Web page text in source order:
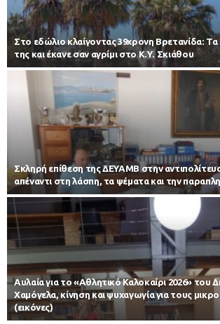
Στο εδώλιο κλαίγοντας 39χρονη Βρετανίδα: Τα
της και έκανε σαν αγρίμι στο Κ.Υ. Σκιάθου
Σκληρή επίθεση της ΔΕΥΑΜΒ στην
απέναντι στη λάσπη, τα ψέματα και την
Αυλαία για το «Αθλητικό Καλοκαίρι 2026» του
Χαμόγελα, κίνηση και ψυχαγωγία για τους
(εικόνες)